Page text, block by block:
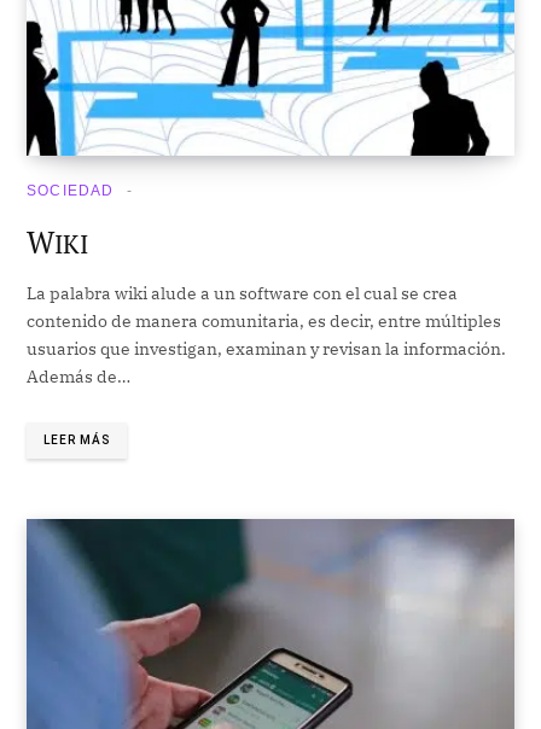
SOCIEDAD
WIKI
La palabra wiki alude a un software con el cual se crea
contenido de manera comunitaria, es decir, entre múltiples
usuarios que investigan, examinan y revisan la información.
Además de…
LEER MÁS